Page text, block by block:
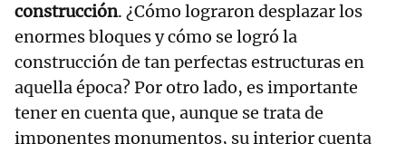
construcción. ¿Cómo lograron desplazar los
enormes bloques y cómo se logró la
construcción de tan perfectas estructuras en
aquella época? Por otro lado, es importante
tener en cuenta que, aunque se trata de
imponentes monumentos, su interior cuenta